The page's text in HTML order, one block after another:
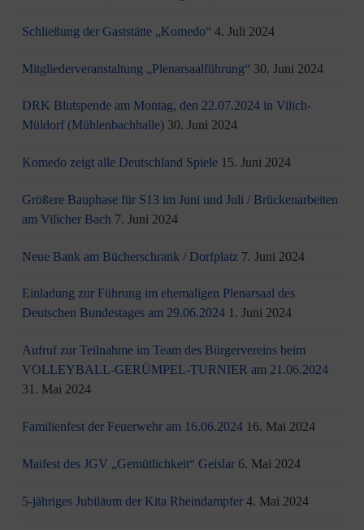
Schließung der Gaststätte „Komedo“ 4. Juli 2024
Mitgliederveranstaltung „Plenarsaalführung“ 30. Juni 2024
DRK Blutspende am Montag, den 22.07.2024 in Vilich-
Müldorf (Mühlenbachhalle) 30. Juni 2024
Komedo zeigt alle Deutschland Spiele 15. Juni 2024
Größere Bauphase für S13 im Juni und Juli / Brü­cken­ar­bei­ten
am Vi­li­cher Bach 7. Juni 2024
Neue Bank am Bücherschrank / Dorfplatz 7. Juni 2024
Einladung zur Führung im ehemaligen Plenarsaal des
Deutschen Bundestages am 29.06.2024 1. Juni 2024
Aufruf zur Teilnahme im Team des Bürgervereins beim
VOLLEYBALL-GERÜMPEL-TURNIER am 21.06.2024
31. Mai 2024
Familienfest der Feuerwehr am 16.06.2024 16. Mai 2024
Maifest des JGV „Gemütlichkeit“ Geislar 6. Mai 2024
5-jähriges Jubiläum der Kita Rheindampfer 4. Mai 2024